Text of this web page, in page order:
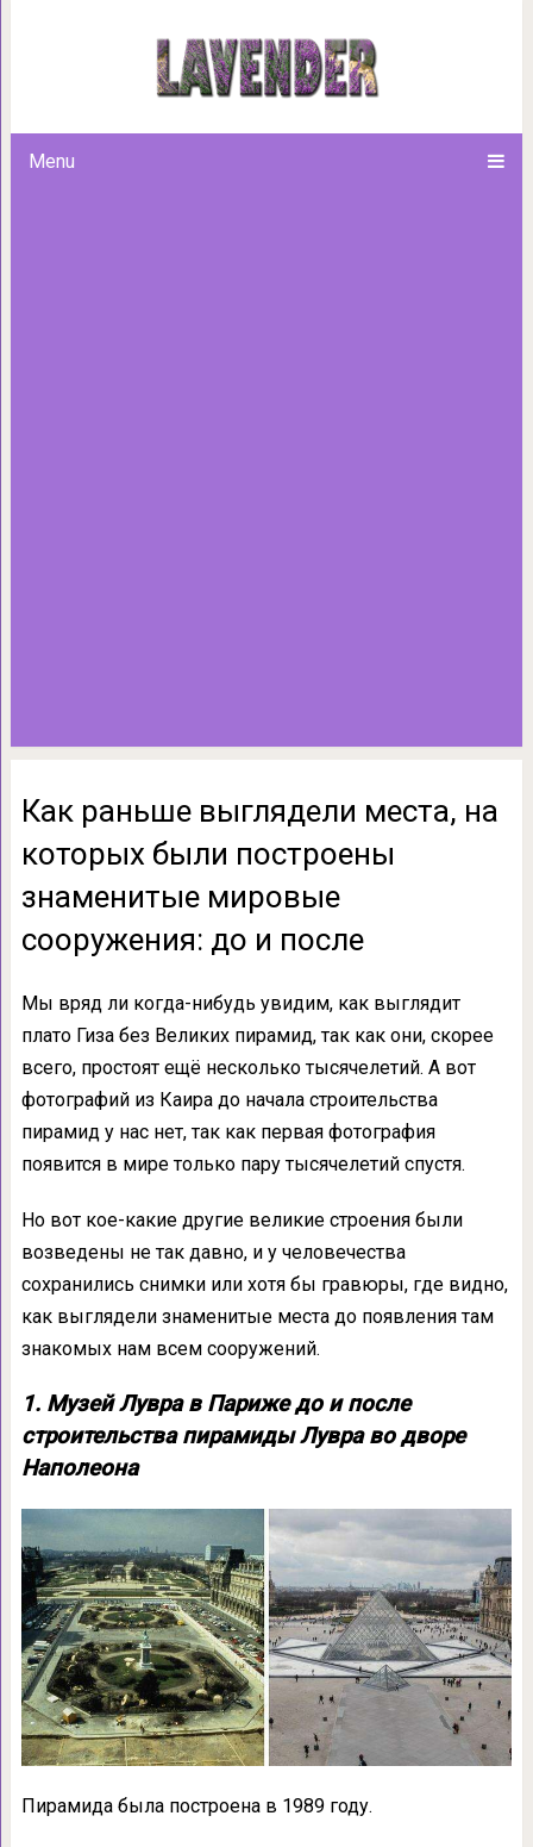
Menu
Как раньше выглядели
знаменитые мировые
Как раньше выглядели места, на
которых были построены
знаменитые мировые
сооружения: до и после
Мы вряд ли когда-нибудь увидим, как выглядит
плато Гиза без Великих пирамид, так как они, скорее
всего, простоят ещё несколько тысячелетий. А вот
фотографий из Каира до начала строительства
пирамид у нас нет, так как первая фотография
появится в мире только пару тысячелетий спустя.
Но вот кое-какие другие великие строения были
возведены не так давно, и у человечества
сохранились снимки или хотя бы гравюры, где видно,
как выглядели знаменитые места до появления там
знакомых нам всем сооружений.
1. Музей Лувра в Париже до и после
строительства пирамиды Лувра во дворе
Наполеона
Пирамида была построена в 1989 году.